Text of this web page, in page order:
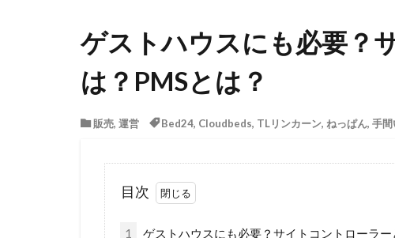
ゲストハウスにも必要？
は？PMSとは？
販売, 運営 Bed24, Cloudbeds, TLリンカーン, ねっぱん, 手間
目次
1 ゲストハウスにも必要？サイトコントローラー